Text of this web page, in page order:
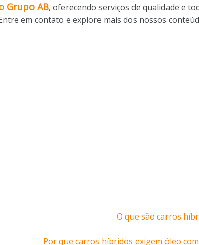
Grupo AB, oferecendo serviços de qualidade e
em contato e explore mais dos nossos
O que são carros
Por que carros híbridos exigem óleo